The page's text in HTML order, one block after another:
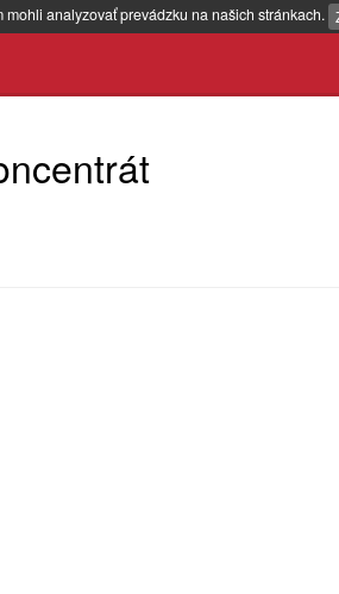
analyzovať prevádzku na našich stránkach.